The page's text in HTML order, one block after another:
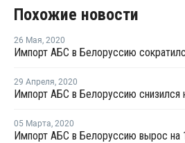
Похожие новости
26 Мая, 2020
29 Апреля, 2020
05 Марта, 2020
Импорт АБС в Белоруссию вырос на